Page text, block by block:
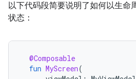
以下代码段简要说明了如何以生命
状态：
@Composable
fun MyScreen(